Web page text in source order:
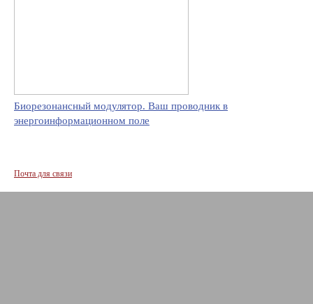
Биорезонансный модулятор. Ваш проводник в
энергоинформационном поле
Почта для связи